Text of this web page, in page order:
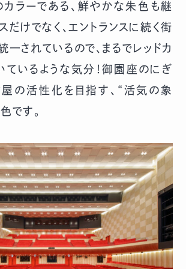
ラーである、鮮やかな朱色も継
だけでなく、エントランスに続く街
一されているので、まるでレッドカ
ているような気分！御園座のにぎ
の活性化を目指す、“活気の象
です。